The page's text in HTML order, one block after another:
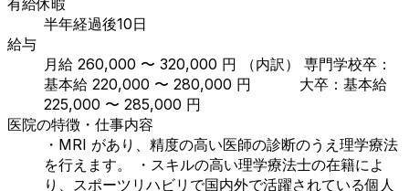
半年経過後10日
給与
月給 260,000 〜 320,000 円 （内訳） 専門学校卒：
基本給 220,000 〜 280,000 円 大卒：基本給
225,000 〜 285,000 円
医院の特徴・仕事内容
・MRI があり、精度の高い医師の診断のうえ理学療法
を行えます。 ・スキルの高い理学療法士の在籍によ
り、スポーツリハビリで国内外で活躍されている個人